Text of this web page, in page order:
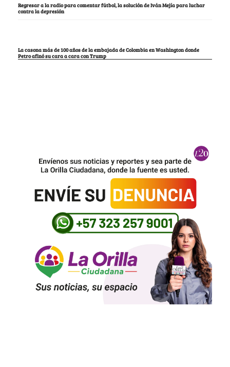
Regresar a la radio para comentar fútbol, la solución de Iván Mejía para luchar
contra la depresión
La casona más de 100 años de la embajada de Colombia en Washington donde
Petro afinó su cara a cara con Trump